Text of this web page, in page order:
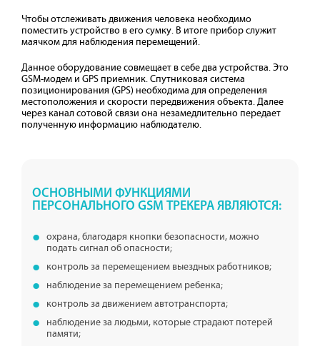
Чтобы отслеживать движения человека необходимо
поместить устройство в его сумку. В итоге прибор служит
маячком для наблюдения перемещений.
Данное оборудование совмещает в себе два устройства. Это
GSM-модем и GPS приемник. Спутниковая система
позиционирования (GPS) необходима для определения
местоположения и скорости передвижения объекта. Далее
через канал сотовой связи она незамедлительно передает
полученную информацию наблюдателю.
ОСНОВНЫМИ ФУНКЦИЯМИ
ПЕРСОНАЛЬНОГО GSM ТРЕКЕРА ЯВЛЯЮТСЯ:
охрана, благодаря кнопки безопасности, можно
подать сигнал об опасности;
контроль за перемещением выездных работников;
наблюдение за перемещением ребенка;
контроль за движением автотранспорта;
наблюдение за людьми, которые страдают потерей
памяти;